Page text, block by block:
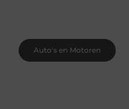
Auto's en Motoren